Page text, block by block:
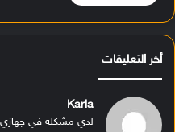
أخر التعليقات
Karla
لدي مشكله في جهازي